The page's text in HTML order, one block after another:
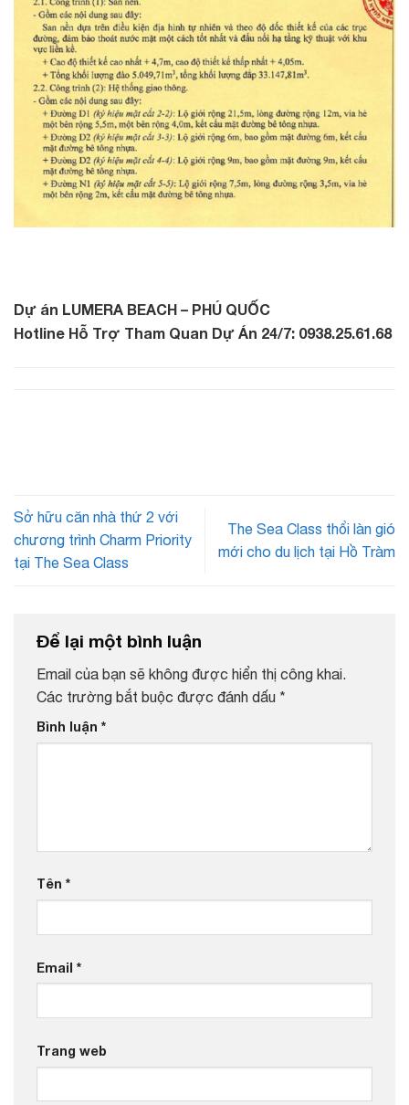
Dự án LUMERA BEACH – PHÚ QUỐC
Hotline Hỗ Trợ Tham Quan Dự Án 24/7: 0938.25.61.68
Sở hữu căn nhà thứ 2 với
chương trình Charm Priority
tại The Sea Class
The Sea Class thổi làn gió
mới cho du lịch tại Hồ Tràm
Để lại một bình luận
Email của bạn sẽ không được hiển thị công khai.
Các trường bắt buộc được đánh dấu *
Bình luận *
Tên *
Email *
Trang web